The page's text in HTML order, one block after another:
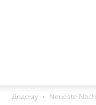
Додому Neueste